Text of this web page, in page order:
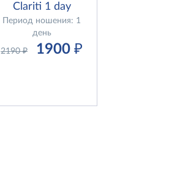
Clariti 1 day
Период ношения: 1
день
2190₽ 1900₽